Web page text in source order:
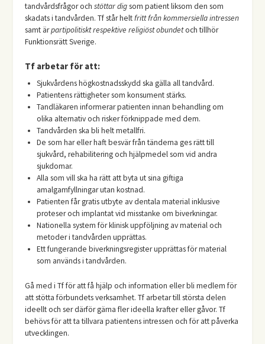
tandvårdsfrågor ochstöttar digsom patient liksom den som
skadats i tandvården. Tf står heltfritt från kommersiella intressen
samt ärpartipolitiskt respektive religiöst obundetoch tillhör
Funktionsrätt Sverige.
Tf arbetar för att:
Sjukvårdens högkostnadsskydd ska gälla all tandvård.
Patientens rättigheter som konsument stärks.
Tandläkaren informerar patienten innan behandling om
olika alternativ och risker förknippade med dem.
Tandvården ska bli helt metallfri.
De som har eller haft besvär från tänderna ges rätt till
sjukvård, rehabilitering och hjälpmedel som vid andra
sjukdomar.
Alla som vill ska ha rätt att byta ut sina giftiga
amalgamfyllningar utan kostnad.
Patienten får gratis utbyte av dentala material inklusive
proteser och implantat vid misstanke om biverkningar.
Nationella system för klinisk uppföljning av material och
metoder i tandvården upprättas.
Ett fungerande biverkningsregister upprättas för material
som används i tandvården.
Gå med i Tf för att få hjälp och information eller bli medlem för
att stötta förbundets verksamhet. Tf arbetar till största delen
ideellt och ser därför gärna fler ideella krafter eller gåvor. Tf
behövs för att ta tillvara patientens intressen och för att påverka
utvecklingen.